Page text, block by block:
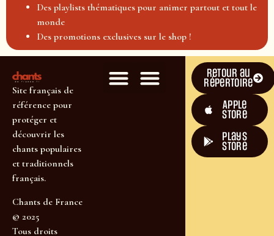
Des playlists thématiques pour animer partout et tout le
monde
Des promotions exclusives sur le shop !
Site français de
référence pour
protéger et
découvrir les
chants populaires
et traditionnels
français.
Chants de France
© 2025
Tous droits
Retour au
répertoire
Apple
Store
plays
store